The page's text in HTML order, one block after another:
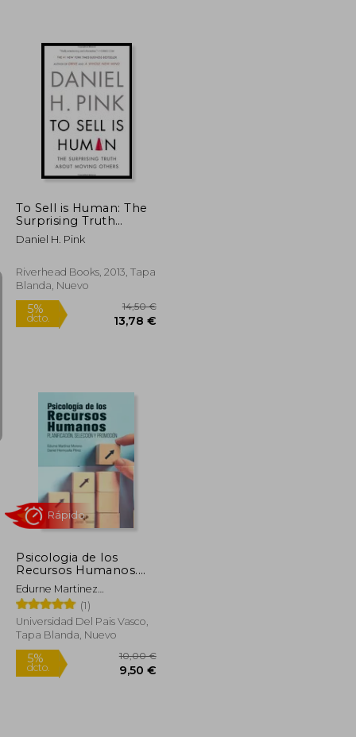
25,00 €
23,75 €
5%
dcto.
23,99 €
22,79 €
To Sell is Human: The
Surprising Truth
About Moving Others
(en Inglés)
Daniel H. Pink
Riverhead Books, 2013, Tapa
Blanda, Nuevo
dcto.
Psicologia de los
Recursos Humanos.
Planificacion,
Seleccion y pr
Omocion
Edurne Martinez
Moreno,Daniel Hermosilla
Perez
(1)
Universidad Del Pais Vasco,
Tapa Blanda, Nuevo